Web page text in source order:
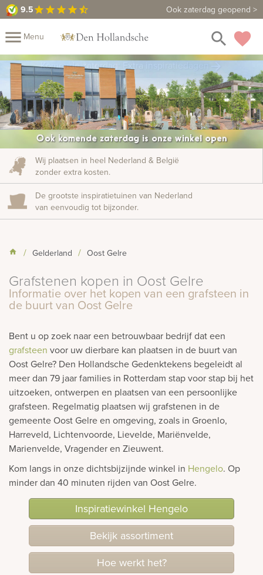
9.5star star star star star_half Ook zaterdag geopend >
9.5 Maak een vrijblijvende afspraak
menu Menu favorite
Fotomap
search
close
Home
Assortiment
Fotoboek
Informatie
Prijzen
ons
Duurzaamheid Winkels Contact
ook:
Komende zaterdag: Extra inspiratiedagen
Ook komende zaterdag is onze winkel open
Wij plaatsen in heel Nederland & België
zonder extra kosten.
De grootste inspiratietuinen van Nederland
van eenvoudig tot bijzonder.
Gelderland Oost Gelre
Grafstenen kopen in Oost Gelre
Informatie over het kopen van een grafsteen in
de buurt van Oost Gelre
Bent u op zoek naar een betrouwbaar bedrijf dat een
grafsteen voor uw dierbare kan plaatsen in de buurt van
Oost Gelre? Den Hollandsche Gedenktekens begeleidt al
meer dan 79 jaar families in Rotterdam stap voor stap bij het
uitzoeken, ontwerpen en plaatsen van een persoonlijke
grafsteen. Regelmatig plaatsen wij grafstenen in de
gemeente Oost Gelre en omgeving, zoals in Groenlo,
Harreveld, Lichtenvoorde, Lievelde, Mariënvelde,
Marienvelde, Vragender en Zieuwent.
Kom langs in onze dichtsbijzijnde winkel in Hengelo. Op
minder dan 40 minuten rijden van Oost Gelre.
Inspiratiewinkel Hengelo
Bekijk assortiment
Hoe werkt het?